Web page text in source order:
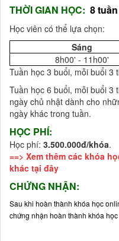
THỜI GIAN HỌC: 8 tuần
Học viên có thể lựa chọn:
Sáng
8h00' - 11h00'
Tuần học 3 buổi, mỗi buổi 3
Tuần học 6 buổi, mỗi buổi
ngày chủ nhật dành cho
ngày khác trong tuần.
HỌC PHÍ:
Học phí: 3.500.000đ/khóa.
==> Xem thêm các khóa
khác tại đây
CHỨNG NHẬN:
Sau khi hoàn thành khóa học
chứng nhận hoàn thành khóa